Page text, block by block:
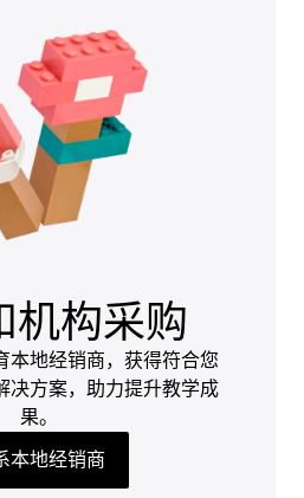
机构采购
本地经销商，获得符合您
决方案，助力提升教学成
果。
本地经销商